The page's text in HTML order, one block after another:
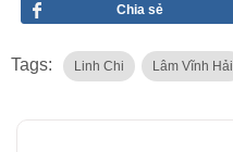
Chia sẻ
Tags: Linh Chi Lâm Vĩnh Hải